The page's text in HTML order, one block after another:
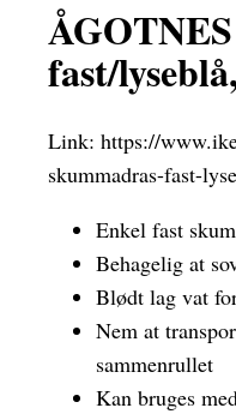
fast/
Link: https://
skummadras-fast-
Enkel fast
Behagelig at
Blødt lag vat
Nem at
sammenrullet
Kan bruges